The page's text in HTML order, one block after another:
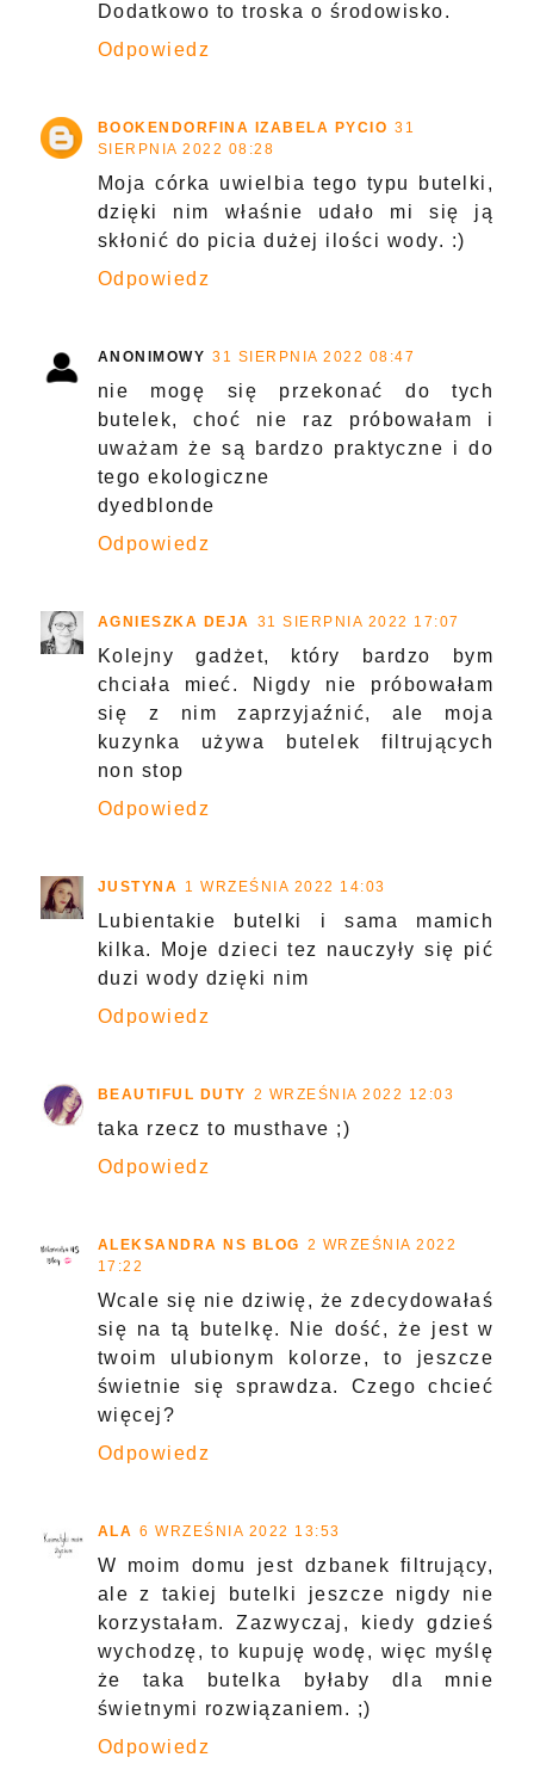
Dodatkowo to troska o środowisko.
Odpowiedz
BOOKENDORFINA IZABELA PYCIO 31
SIERPNIA 2022 08:28
Moja córka uwielbia tego typu butelki,
dzięki nim właśnie udało mi się ją
skłonić do picia dużej ilości wody. :)
Odpowiedz
ANONIMOWY 31 SIERPNIA 2022 08:47
nie mogę się przekonać do tych
butelek, choć nie raz próbowałam i
uważam że są bardzo praktyczne i do
tego ekologiczne
dyedblonde
Odpowiedz
AGNIESZKA DEJA 31 SIERPNIA 2022 17:07
Kolejny gadżet, który bardzo bym
chciała mieć. Nigdy nie próbowałam
się z nim zaprzyjaźnić, ale moja
kuzynka używa butelek filtrujących
non stop
Odpowiedz
JUSTYNA 1 WRZEŚNIA 2022 14:03
Lubientakie butelki i sama mamich
kilka. Moje dzieci tez nauczyły się pić
duzi wody dzięki nim
Odpowiedz
BEAUTIFUL DUTY 2 WRZEŚNIA 2022 12:03
taka rzecz to musthave ;)
Odpowiedz
ALEKSANDRA NS BLOG 2 WRZEŚNIA 2022
17:22
Wcale się nie dziwię, że zdecydowałaś
się na tą butelkę. Nie dość, że jest w
twoim ulubionym kolorze, to jeszcze
świetnie się sprawdza. Czego chcieć
więcej?
Odpowiedz
ALA 6 WRZEŚNIA 2022 13:53
W moim domu jest dzbanek filtrujący,
ale z takiej butelki jeszcze nigdy nie
korzystałam. Zazwyczaj, kiedy gdzieś
wychodzę, to kupuję wodę, więc myślę
że taka butelka byłaby dla mnie
świetnymi rozwiązaniem. ;)
Odpowiedz